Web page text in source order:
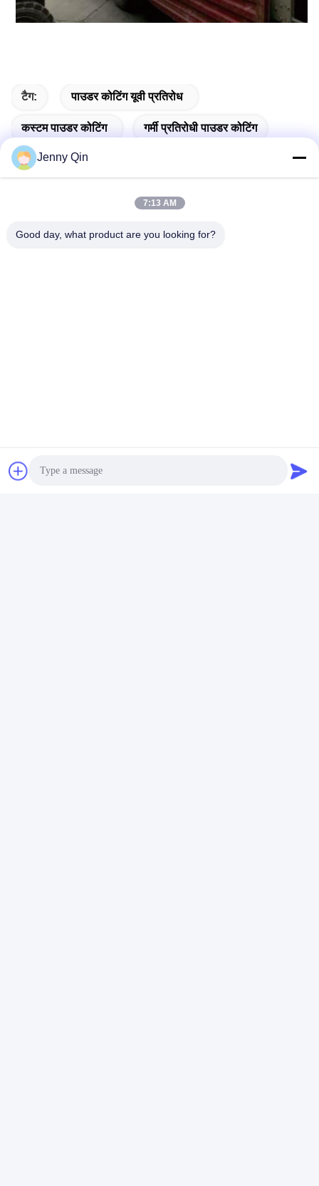
टैग: पाउडर कोटिंग यूवी प्रतिरोध
कस्टम पाउडर कोटिंग गर्मी प्रतिरोधी पाउडर कोटिंग
Jenny Qin
7:13 AM
Good day, what product are you looking for?